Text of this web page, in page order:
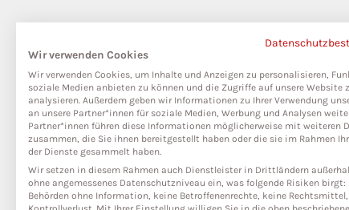
Wir verwenden Cookies
Wir verwenden Cookies, um Inhalte und Anzeigen zu personalisieren,
soziale Medien anbieten zu können und die Zugriffe auf unsere Website
analysieren. Außerdem geben wir Informationen zu Ihrer Verwendung
an unsere Partner*innen für soziale Medien, Werbung und Analysen
Partner*innen führen diese Informationen möglicherweise mit weiteren
zusammen, die Sie ihnen bereitgestellt haben oder die sie im Rahmen
der Dienste gesammelt haben.
Wir setzen in diesem Rahmen auch Dienstleister in Drittländern
ohne angemessenes Datenschutzniveau ein, was folgende Risiken
Behörden ohne Information, keine Betroffenenrechte, keine Rechtsmittel,